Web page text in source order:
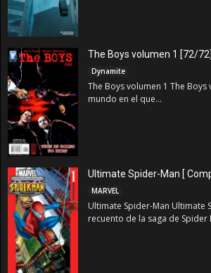
The Boys volumen 1 [72/
Dynamite
The Boys volumen 1 The Boys
mundo en el que...
Ultimate Spider-Man [
MARVEL
Ultimate Spider-Man Ultimate
recuento de la saga de Spider